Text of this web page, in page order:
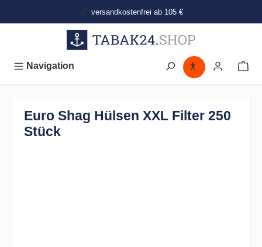
versandkostenfrei ab 105 €
Navigation
Euro Shag Hülsen XXL Filter 250
Stück